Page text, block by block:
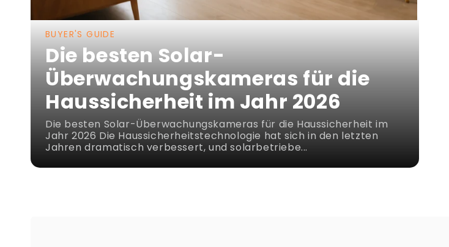
BUYER'S GUIDE
Die besten Solar-
Überwachungskameras für die
Haussicherheit im Jahr 2026
Die besten Solar-Überwachungskameras für die Haussicherheit im
Jahr 2026 Die Haussicherheitstechnologie hat sich in den letzten
Jahren dramatisch verbessert, und solarbetriebe...